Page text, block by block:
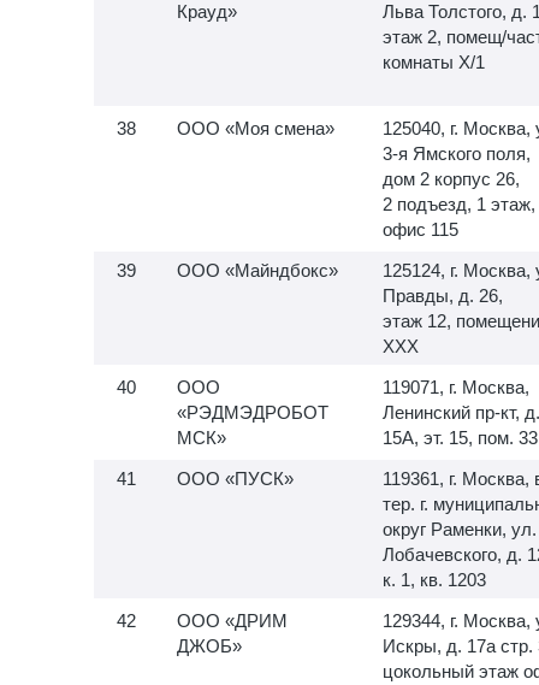
Крауд»
Льва Толстого, д.
этаж 2, помещ/
комнаты X/1
ООО «Моя смена»
125040, г. Москва,
3-я Ямского поля,
дом 2 корпус 26,
2 подъезд, 1 этаж,
офис 115
ООО «Майндбокс»
125124, г. Москва,
Правды, д. 26,
этаж 12,
XXX
ООО
«РЭДМЭДРОБОТ
МСК»
119071, г. Москва,
Ленинский пр-кт, д.
15А, эт. 15, пом. 33
ООО «ПУСК»
119361, г. Москва,
тер. г.
округ Раменки, ул.
Лобачевского, д.
к. 1, кв. 1203
ООО «ДРИМ
ДЖОБ»
129344, г. Москва,
Искры, д. 17а стр.
цокольный этаж